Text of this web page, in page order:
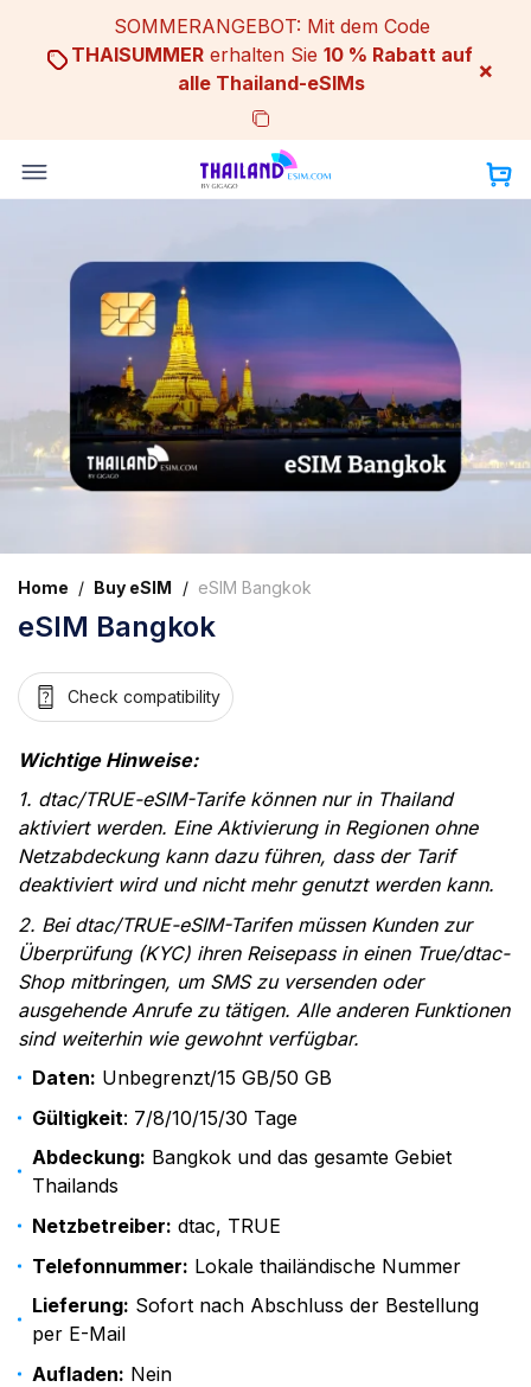
content
SOMMERANGEBOT: Mit dem Code
THAISUMMERerhalten Sie 10 % Rabatt auf
alle Thailand-eSIMs
×
Home / Buy eSIM / eSIM Bangkok
eSIM Bangkok
Check compatibility
Wichtige Hinweise:
1. dtac/TRUE-eSIM-Tarife können nur in Thailand
aktiviert werden. Eine Aktivierung in Regionen ohne
Netzabdeckung kann dazu führen, dass der Tarif
deaktiviert wird und nicht mehr genutzt werden kann.
2. Bei dtac/TRUE-eSIM-Tarifen müssen Kunden zur
Überprüfung (KYC) ihren Reisepass in einen True/dtac-
Shop mitbringen, um SMS zu versenden oder
ausgehende Anrufe zu tätigen. Alle anderen Funktionen
sind weiterhin wie gewohnt verfügbar.
Daten: Unbegrenzt/15 GB/50 GB
Gültigkeit: 7/8/10/15/30 Tage
Abdeckung: Bangkok und das gesamte Gebiet
Thailands
Netzbetreiber: dtac, TRUE
Telefonnummer: Lokale thailändische Nummer
Lieferung: Sofort nach Abschluss der Bestellung
per E-Mail
Aufladen: Nein